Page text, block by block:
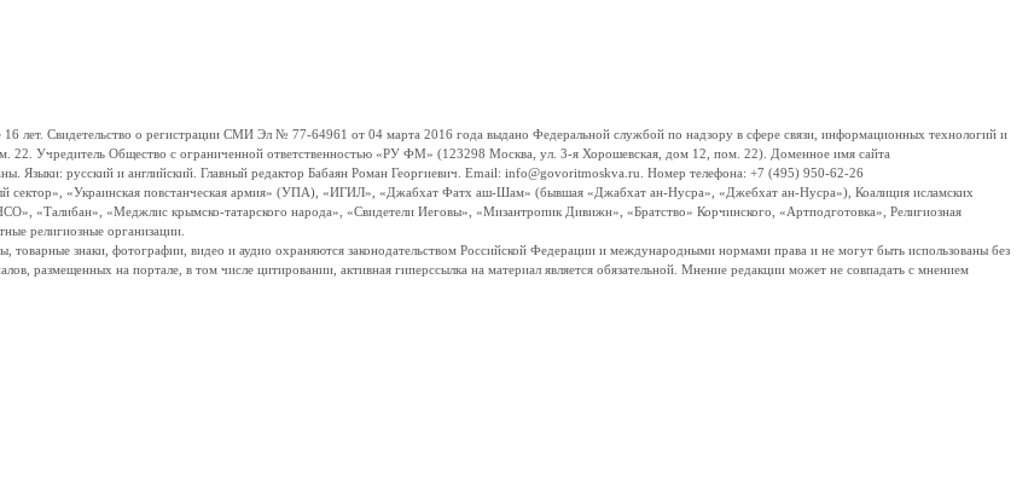
Свидетельство о регистрации СМИ Эл № 77-64961 от 04 марта 2016 года выдано Федеральной службой по надзору в сфере связи, информационных технологий и
Учредитель Общество с ограниченной ответственностью «РУ ФМ» (123298 Москва, ул. 3-я Хорошевская, дом 12, пом. 22). Доменное имя сайта
Языки: русский и английский. Главный редактор Бабаян Роман Георгиевич. Email: info@govoritmoskva.ru. Номер телефона: +7 (495) 950-62-26
сектор», «Украинская повстанческая армия» (УПА), «ИГИЛ», «Джабхат Фатх аш-Шам» (бывшая «Джабхат ан-Нусра», «Джебхат ан-Нусра»), Коалиция исламских
«Талибан», «Меджлис крымско-татарского народа», «Свидетели Иеговы», «Мизантропик Дивижн», «Братство» Корчинского, «Артподготовка», Религиозная
религиозные организации.
знаки, фотографии, видео и аудио охраняются законодательством Российской Федерации и международными нормами права и не могут быть использованы без
размещенных на портале, в том числе цитировании, активная гиперссылка на материал является обязательной. Мнение редакции может не совпадать с мнением